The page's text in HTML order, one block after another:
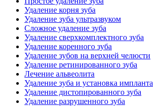
Удаление корня зуба
Удаление зуба ультразвуком
Сложное удаление зуба
Удаление сверхкомплектного зуба
Удаление коренного зуба
Удаление зубов на верхней челюсти
Удаление ретинированного зуба
Лечение альвеолита
Удаление зуба и установка импланта
Удаление дистопированного зуба
Удаление разрушенного зуба